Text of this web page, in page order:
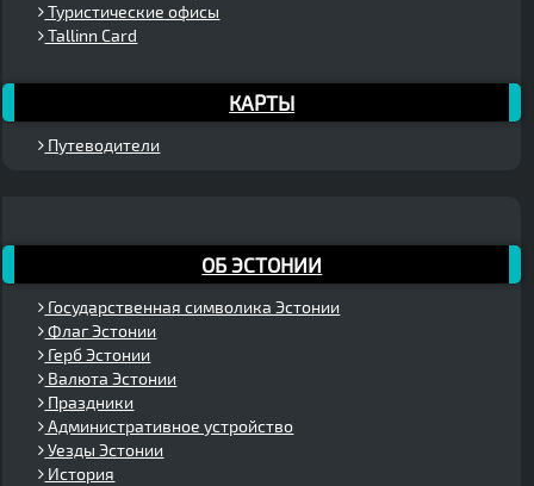
Туристические офисы
Tallinn Card
КАРТЫ
Путеводители
ОБ ЭСТОНИИ
Государственная символика Эстонии
Флаг Эстонии
Герб Эстонии
Валюта Эстонии
Праздники
Административное устройство
Уезды Эстонии
История